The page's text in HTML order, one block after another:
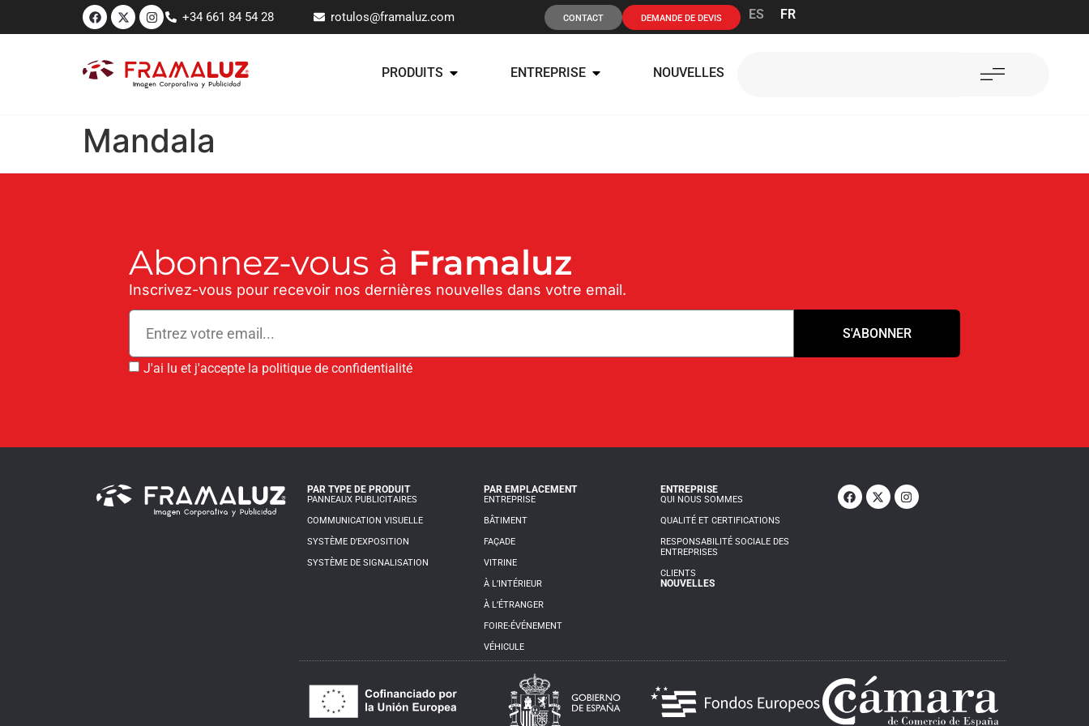
+34 661 84 54 28 rotulos@framaluz.com CONTACT DEMANDE DE DEVIS ES FR
PRODUITS ENTREPRISE NOUVELLES
Mandala
Abonnez-vous à Framaluz
Inscrivez-vous pour recevoir nos dernières nouvelles dans votre email.
J'ai lu et j'accepte la politique de confidentialité
S'ABONNER
PAR TYPE DE PRODUIT
PANNEAUX PUBLICITAIRES
COMMUNICATION VISUELLE
SYSTÈME D’EXPOSITION
SYSTÈME DE SIGNALISATION
PAR EMPLACEMENT
ENTREPRISE
BÂTIMENT
FAÇADE
VITRINE
À L’INTÉRIEUR
À L’ÉTRANGER
FOIRE-ÉVÉNEMENT
VÉHICULE
ENTREPRISE
QUI NOUS SOMMES
QUALITÉ ET CERTIFICATIONS
RESPONSABILITÉ SOCIALE DES
ENTREPRISES
CLIENTS
NOUVELLES